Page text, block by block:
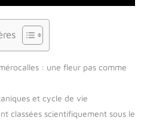
: une fleur pas comme
et cycle de vie
classées scientifiquement sous le